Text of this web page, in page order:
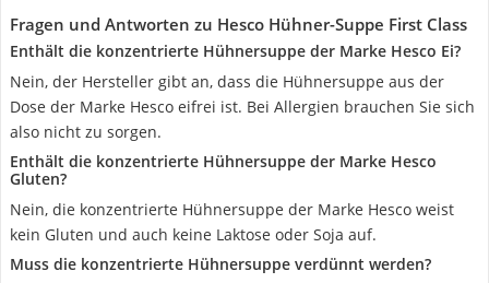
Fragen und Antworten zu Hesco Hühner-Suppe First Class
Enthält die konzentrierte Hühnersuppe der Marke Hesco Ei?
Nein, der Hersteller gibt an, dass die Hühnersuppe aus der
Dose der Marke Hesco eifrei ist. Bei Allergien brauchen Sie sich
also nicht zu sorgen.
Enthält die konzentrierte Hühnersuppe der Marke Hesco
Gluten?
Nein, die konzentrierte Hühnersuppe der Marke Hesco weist
kein Gluten und auch keine Laktose oder Soja auf.
Muss die konzentrierte Hühnersuppe verdünnt werden?